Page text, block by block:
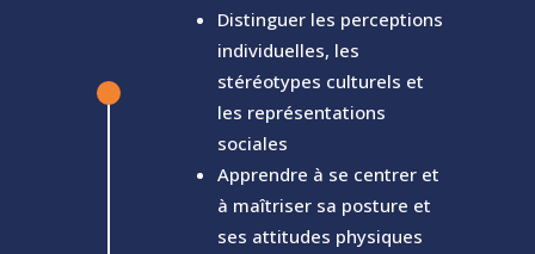
^
Distinguer les perceptions
individuelles, les
stéréotypes culturels et
les représentations
sociales
Apprendre à se centrer et
à maîtriser sa posture et
ses attitudes physiques